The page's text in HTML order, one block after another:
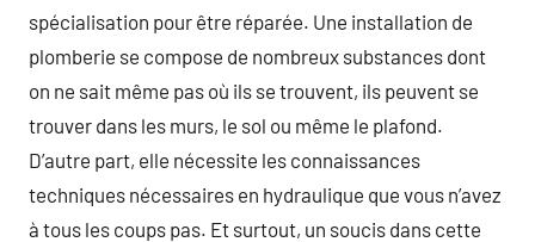
spécialisation pour être réparée. Une installation de
plomberie se compose de nombreux substances dont
on ne sait même pas où ils se trouvent, ils peuvent se
trouver dans les murs, le sol ou même le plafond.
D’autre part, elle nécessite les connaissances
techniques nécessaires en hydraulique que vous n’avez
à tous les coups pas. Et surtout, un soucis dans cette